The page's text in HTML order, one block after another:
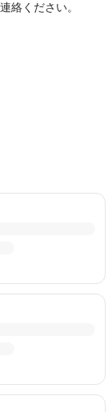
絡ください。